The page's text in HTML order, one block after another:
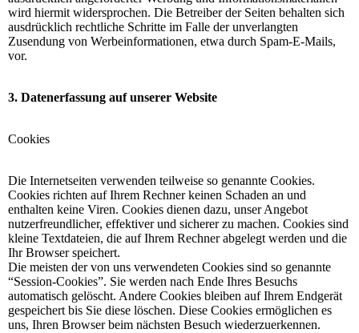
wird hiermit widersprochen. Die Betreiber der Seiten behalten sich
ausdrücklich rechtliche Schritte im Falle der unverlangten
Zusendung von Werbeinformationen, etwa durch Spam-E-Mails,
vor.
3. Datenerfassung auf unserer Website
Cookies
Die Internetseiten verwenden teilweise so genannte Cookies.
Cookies richten auf Ihrem Rechner keinen Schaden an und
enthalten keine Viren. Cookies dienen dazu, unser Angebot
nutzerfreundlicher, effektiver und sicherer zu machen. Cookies sind
kleine Textdateien, die auf Ihrem Rechner abgelegt werden und die
Ihr Browser speichert.
Die meisten der von uns verwendeten Cookies sind so genannte
“Session-Cookies”. Sie werden nach Ende Ihres Besuchs
automatisch gelöscht. Andere Cookies bleiben auf Ihrem Endgerät
gespeichert bis Sie diese löschen. Diese Cookies ermöglichen es
uns, Ihren Browser beim nächsten Besuch wiederzuerkennen.